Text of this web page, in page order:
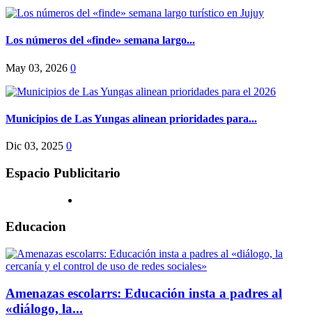
Los números del «finde» semana largo...
May 03, 2026 0
Municipios de Las Yungas alinean prioridades para...
Dic 03, 2025 0
Espacio Publicitario
Educacion
Amenazas escolarrs: Educación insta a padres al
«diálogo, la...